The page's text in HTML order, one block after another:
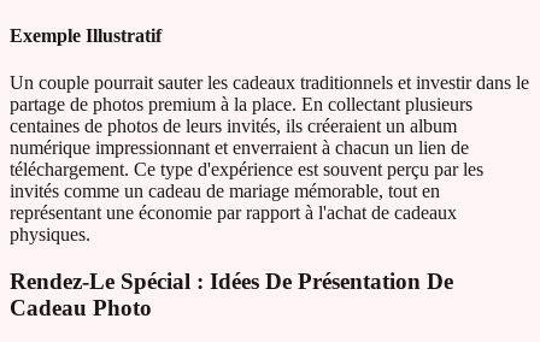
Exemple Illustratif
Un couple pourrait sauter les cadeaux traditionnels et investir dans le
partage de photos premium à la place. En collectant plusieurs
centaines de photos de leurs invités, ils créeraient un album
numérique impressionnant et enverraient à chacun un lien de
téléchargement. Ce type d'expérience est souvent perçu par les
invités comme un cadeau de mariage mémorable, tout en
représentant une économie par rapport à l'achat de cadeaux
physiques.
Rendez-Le Spécial : Idées De Présentation De
Cadeau Photo